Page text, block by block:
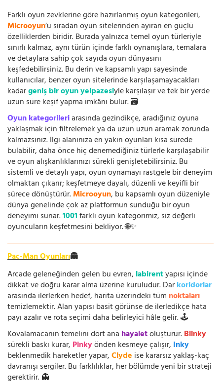
Farklı oyun zevklerine göre hazırlanmış oyun kategorileri,
Microoyun’u sıradan oyun sitelerinden ayıran en güçlü
özelliklerden biridir. Burada yalnızca temel oyun türleriyle
sınırlı kalmaz, aynı türün içinde farklı oynanışlara, temalara
ve detaylara sahip çok sayıda oyun dünyasını
keşfedebilirsiniz. Bu derin ve kapsamlı yapı sayesinde
kullanıcılar, benzer oyun sitelerinde karşılaşamayacakları
kadargeniş bir oyun yelpazesiyle karşılaşır ve tek bir yerde
uzun süre keşif yapma imkânı bulur. 🗃️
Oyun kategorileriarasında gezindikçe, aradığınız oyuna
yaklaşmak için filtrelemek ya da uzun uzun aramak zorunda
kalmazsınız. İlgi alanınıza en yakın oyunları kısa sürede
bulabilir, daha önce hiç denemediğiniz türlerle karşılaşabilir
ve oyun alışkanlıklarınızı sürekli genişletebilirsiniz. Bu
sistemli ve detaylı yapı, oyun oynamayı rastgele bir deneyim
olmaktan çıkarır; keşfetmeye dayalı, düzenli ve keyifli bir
sürece dönüştürür.Microoyun, bu kapsamlı oyun düzeniyle
dünya genelinde çok az platformun sunduğu bir oyun
deneyimi sunar.1001farklı oyun kategorimiz, siz değerli
oyuncuların keşfetmesini bekliyor. 🌐✨
Pac-Man Oyunları👻
Arcade geleneğinden gelen bu evren, labirentyapısı içinde
dikkat ve doğru karar alma üzerine kuruludur. Darkoridorlar
arasında ilerlerken hedef, harita üzerindeki tüm noktaları
temizlemektir. Alan yapısı basit görünse de ilerledikçe hata
payı azalır ve rota seçimi daha belirleyici hâle gelir. 🕹️
Kovalamacanın temelini dört ana hayaletoluşturur.Blinky
sürekli baskı kurar, Pinkyönden kesmeye çalışır, Inky
beklenmedik hareketler yapar,Clyde ise kararsız yaklaş-kaç
davranışı sergiler. Bu farklılıklar, her bölümde yeni bir strateji
gerektirir. 👻